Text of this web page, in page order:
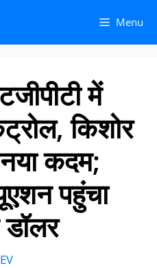
Menu
में
किशोर
कदम;
पहुंचा